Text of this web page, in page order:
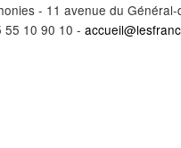
- 11 avenue du
55 10 90 10 -